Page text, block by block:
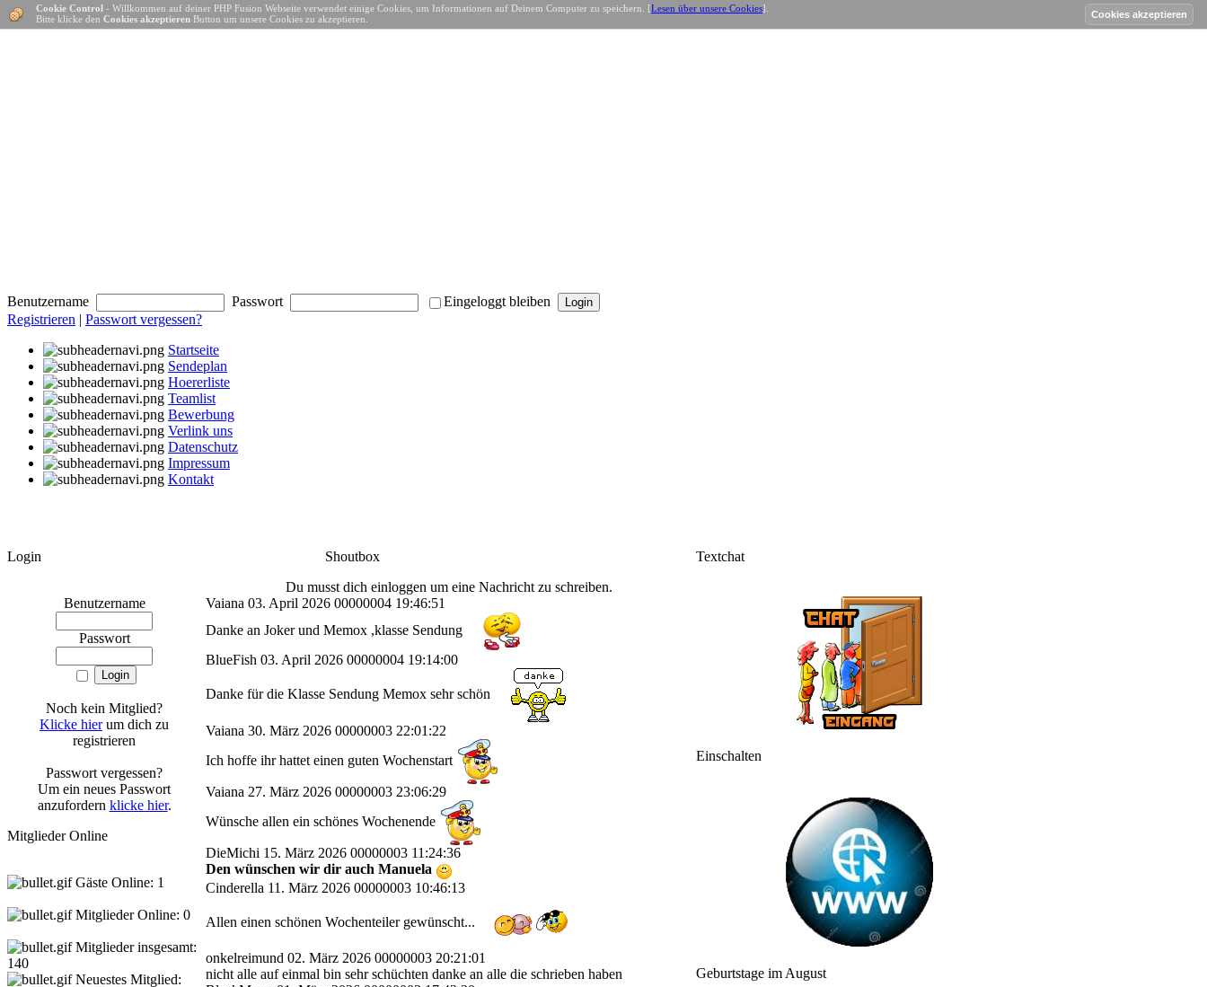
Benutzername Passwort
Eingeloggt bleiben
Registrieren | Passwort vergessen?
Startseite
Sendeplan
Hoererliste
Teamlist
Bewerbung
Verlink uns
Datenschutz
Impressum
Kontakt
Login
Benutzername
Passwort
Noch kein Mitglied?
Klicke hierum dich zu
registrieren
Passwort vergessen?
Um ein neues Passwort
anzufordern klicke hier.
Mitglieder Online
Gäste Online: 1
Mitglieder Online: 0
Mitglieder insgesamt:
140
Neuestes Mitglied:
Shoutbox
Du musst dich einloggen um eine Nachricht zu schreiben.
Vaiana 03. April 2026 00000004 19:46:51
Danke an Joker und Memox ,klasse Sendung
BlueFish 03. April 2026 00000004 19:14:00
Danke für die Klasse Sendung Memox sehr schön
Vaiana 30. März 2026 00000003 22:01:22
Ich hoffe ihr hattet einen guten Wochenstart
Vaiana 27. März 2026 00000003 23:06:29
Wünsche allen ein schönes Wochenende
DieMichi 15. März 2026 00000003 11:24:36
Den wünschen wir dir auch Manuela
Cinderella 11. März 2026 00000003 10:46:13
Allen einen schönen Wochenteiler gewünscht...
onkelreimund 02. März 2026 00000003 20:21:01
nicht alle auf einmal bin sehr schüchten danke an alle die schrieben haben
Cookie Control - Willkommen auf deiner PHP Fusion Webseite verwendet einige Cookies, um Informationen auf Deinem Computer zu speichern. [Lesen über unsere Cookies].
Bitte klicke den Cookies akzeptieren Button um unsere Cookies zu akzeptieren.
Textchat
Einschalten
Geburtstage im August